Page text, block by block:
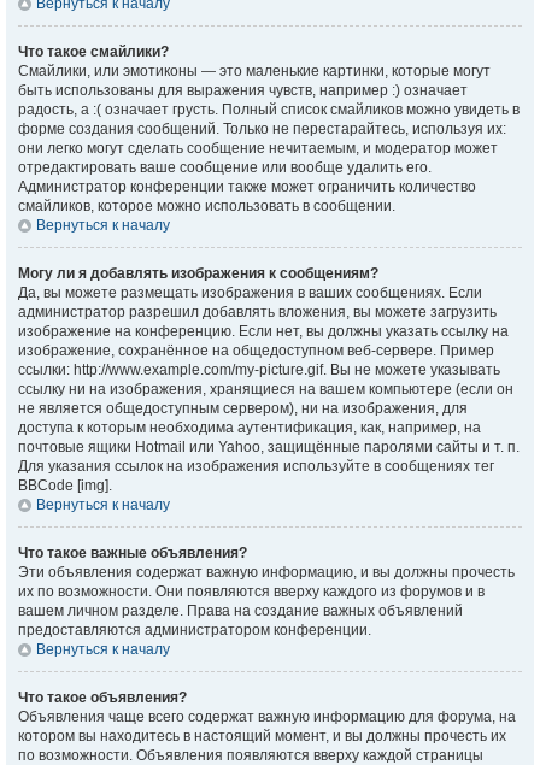
Вернуться к началу
Что такое смайлики?
Смайлики, или эмотиконы — это маленькие картинки, которые могут
быть использованы для выражения чувств, например :) означает
радость, а :( означает грусть. Полный список смайликов можно увидеть в
форме создания сообщений. Только не перестарайтесь, используя их:
они легко могут сделать сообщение нечитаемым, и модератор может
отредактировать ваше сообщение или вообще удалить его.
Администратор конференции также может ограничить количество
смайликов, которое можно использовать в сообщении.
Вернуться к началу
Могу ли я добавлять изображения к сообщениям?
Да, вы можете размещать изображения в ваших сообщениях. Если
администратор разрешил добавлять вложения, вы можете загрузить
изображение на конференцию. Если нет, вы должны указать ссылку на
изображение, сохранённое на общедоступном веб-сервере. Пример
ссылки: http://www.example.com/my-picture.gif. Вы не можете указывать
ссылку ни на изображения, хранящиеся на вашем компьютере (если он
не является общедоступным сервером), ни на изображения, для
доступа к которым необходима аутентификация, как, например, на
почтовые ящики Hotmail или Yahoo, защищённые паролями сайты и т. п.
Для указания ссылок на изображения используйте в сообщениях тег
BBCode [img].
Вернуться к началу
Что такое важные объявления?
Эти объявления содержат важную информацию, и вы должны прочесть
их по возможности. Они появляются вверху каждого из форумов и в
вашем личном разделе. Права на создание важных объявлений
предоставляются администратором конференции.
Вернуться к началу
Что такое объявления?
Объявления чаще всего содержат важную информацию для форума, на
котором вы находитесь в настоящий момент, и вы должны прочесть их
по возможности. Объявления появляются вверху каждой страницы